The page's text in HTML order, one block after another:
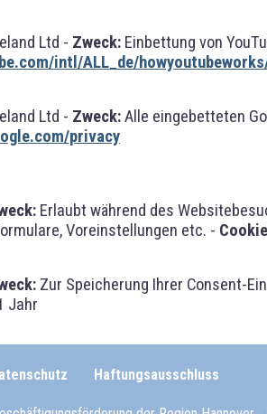
Ltd - Zweck: Einbettung von
intl/ALL_de/
Ltd - Zweck:Alle eingebetteten
privacy
Erlaubt während des
Voreinstellungen etc. -
Zur Speicherung Ihrer Consent-
Jahr
Haftungsausschluss